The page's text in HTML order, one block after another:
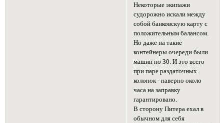
Некоторые экипажи
судорожно искали между
собой банковскую карту с
положительным балансом.
Но даже на такие
контейнеры очереди были
машин по 30. И это всего
при паре раздаточных
колонок - наверно около
часа на заправку
гарантировано.
В сторону Питера ехал в
обычном для себя